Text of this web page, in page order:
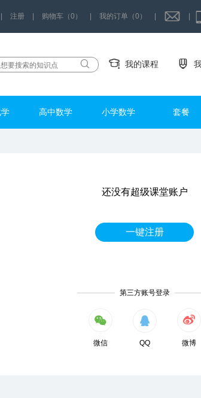
注册 购物车（0） 我的订单（0）
我的课程
高中数学 小学数学 套餐
还没有超级课堂账户
一键注册
第三方账号登录
微信 QQ 微博